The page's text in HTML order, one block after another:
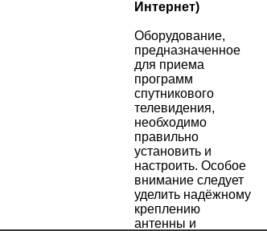
Интернет)
Оборудование,
предназначенное
для приема
программ
спутникового
телевидения,
необходимо
правильно
установить и
настроить. Особое
внимание следует
уделить надёжному
креплению
антенны и